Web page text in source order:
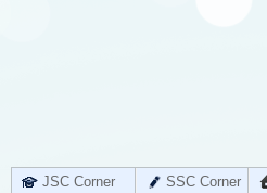
JSC Corner SSC Corner